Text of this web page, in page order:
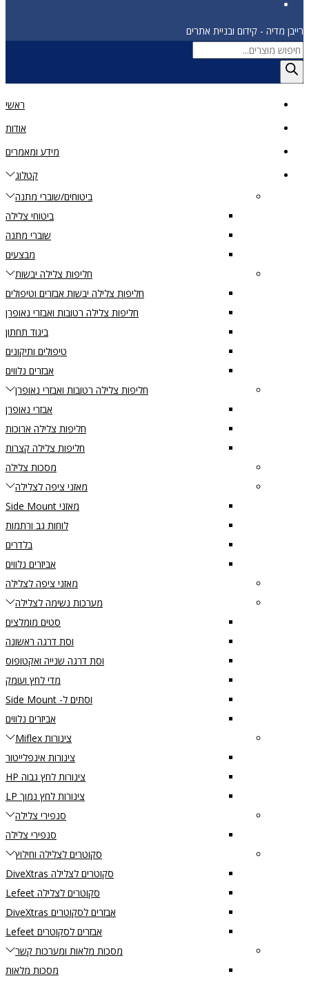
רייבן מדיה - קידום ובניית אתרים
Products
search
ראשי
אודות
מידע ומאמרים
קטלוג
ביטוחים/שוברי מתנה
ביטוחי צלילה
שוברי מתנה
מבצעים
חליפות צלילה יבשות
חליפות צלילה יבשות אבזרים וטיפולים
חליפות צלילה רטובות ואבזרי נאופרן
ביגוד תחתון
טיפולים ותיקונים
אבזרים נלווים
חליפות צלילה רטובות ואבזרי נאופרן
אבזרי נאופרן
חליפות צלילה ארוכות
חליפות צלילה קצרות
מסכות צלילה
מאזני ציפה לצלילה
מאזני Side Mount
לוחות גב ורתמות
בלדרים
אביזרים נלווים
מאזני ציפה לצלילה
מערכות נשימה לצלילה
סטים מומלצים
וסת דרגה ראשונה
וסת דרגה שנייה ואקטופוס
מדי לחץ ועומק
וסתים ל- Side Mount
אביזרים נלווים
צינורות Miflex
צינורות אינפלייטור
צינורות לחץ גבוה HP
צינורות לחץ נמוך LP
סנפירי צלילה
סנפירי צלילה
סקוטרים לצלילה וחילוץ
סקוטרים לצלילה DiveXtras
סקוטרים לצלילה Lefeet
אבזרים לסקוטרים DiveXtras
אבזרים לסקוטרים Lefeet
מסכות מלאות ומערכות קשר
מסכות מלאות